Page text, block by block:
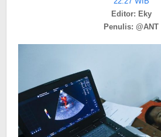
Sebabkan
Komplikasi
Editor: Eky
Penulis: @ANT